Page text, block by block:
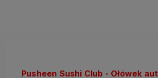
Pusheen Sushi Club - Ołówek